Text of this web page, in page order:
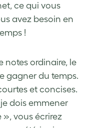
ce qui vous
avez besoin en
!
notes ordinaire, le
gagner du temps.
et concises.
dois emmener
», vous écrirez